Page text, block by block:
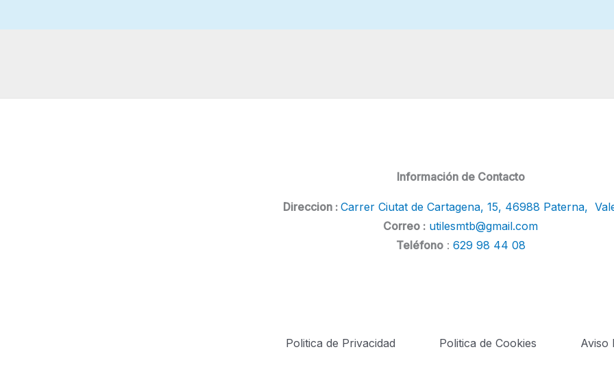
Información de Contacto
Direccion : Carrer Ciutat de Cartagena, 15, 46988 Paterna,
Correo : utilesmtb@gmail.com
Teléfono: 629 98 44 08
Politica de Privacidad Politica de Cookies Aviso